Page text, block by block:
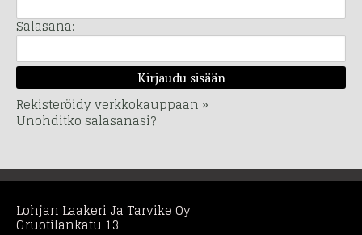
Salasana:
Rekisteröidy verkkokauppaan »
Unohditko salasanasi?
Lohjan Laakeri Ja Tarvike Oy
Gruotilankatu 13